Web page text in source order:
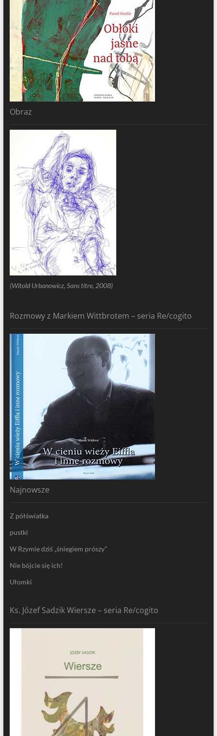
Obraz
(Witold Urbanowicz, Sans titre, 2008)
Rozmowy z Markiem Wittbrotem – seria Re/cogito
Najnowsze
Z półświatka
pustki
W Rzymie dziś „śniegiem prószy”
Nie bójcie się ich!
Ułomki
Ks. Józef Sadzik Wiersze – seria Re/cogito